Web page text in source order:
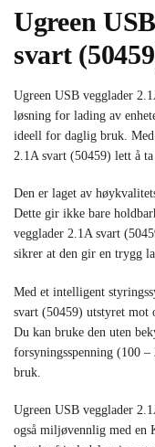
Ugreen
svart
Ugreen USB vegglader
løsning for lading av
ideell for daglig bruk. Med
2.1A svart (50459) lett å ta
Den er laget av
Dette gir ikke bare
vegglader 2.1A svart
sikrer at den gir en trygg
Med et intelligent
svart (50459) utstyret mot
Du kan bruke den uten
forsyningsspenning (100
bruk.
Ugreen USB vegglader
også miljøvennlig med en